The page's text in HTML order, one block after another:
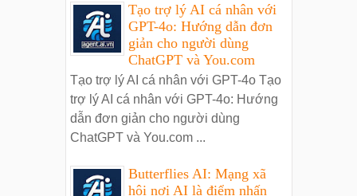
Tạo trợ lý AI cá nhân với
GPT-4o: Hướng dẫn đơn
giản cho người dùng
ChatGPT và You.com
Tạo trợ lý AI cá nhân với GPT-4o Tạo
trợ lý AI cá nhân với GPT-4o: Hướng
dẫn đơn giản cho người dùng
ChatGPT và You.com ...
Butterflies AI: Mạng xã
hội nơi AI là điểm nhấn